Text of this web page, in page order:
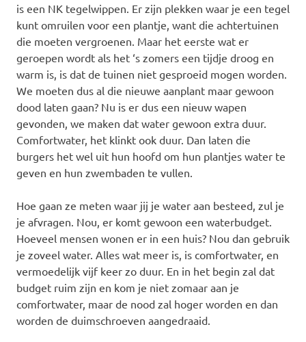
is een NK tegelwippen. Er zijn plekken waar je een tegel
kunt omruilen voor een plantje, want die achtertuinen
die moeten vergroenen. Maar het eerste wat er
geroepen wordt als het ‘s zomers een tijdje droog en
warm is, is dat de tuinen niet gesproeid mogen worden.
We moeten dus al die nieuwe aanplant maar gewoon
dood laten gaan? Nu is er dus een nieuw wapen
gevonden, we maken dat water gewoon extra duur.
Comfortwater, het klinkt ook duur. Dan laten die
burgers het wel uit hun hoofd om hun plantjes water te
geven en hun zwembaden te vullen.
Hoe gaan ze meten waar jij je water aan besteed, zul je
je afvragen. Nou, er komt gewoon een waterbudget.
Hoeveel mensen wonen er in een huis? Nou dan gebruik
je zoveel water. Alles wat meer is, is comfortwater, en
vermoedelijk vijf keer zo duur. En in het begin zal dat
budget ruim zijn en kom je niet zomaar aan je
comfortwater, maar de nood zal hoger worden en dan
worden de duimschroeven aangedraaid.